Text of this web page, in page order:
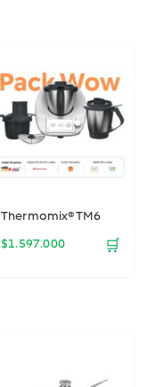
Thermomix® TM6
$1.597.000 🛒